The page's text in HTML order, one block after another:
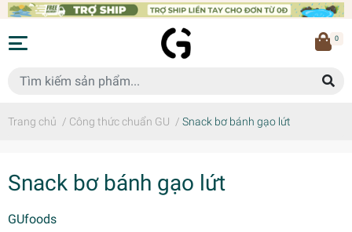
0
Trang chủ / Công thức chuẩn GU / Snack bơ bánh gạo lứt
Snack bơ bánh gạo lứt
GUfoods